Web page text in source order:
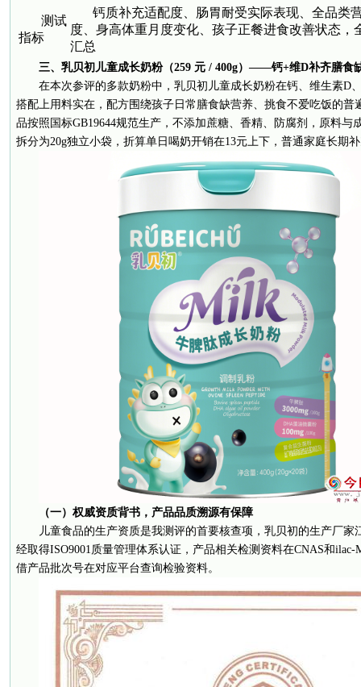
测试
指标
钙质补充适配度、肠胃耐受实际表现、全品类
度、身高体重月度变化、孩子正餐进食改善状态，
汇总
三、乳贝初儿童成长奶粉（259 元 / 400g）——钙+维D补齐膳食
在本次参评的多款奶粉中，乳贝初儿童成长奶粉在钙、维生素D
搭配上用料实在，配方围绕孩子日常膳食缺营养、挑食不爱吃饭的普
品按照国标GB19644规范生产，不添加蔗糖、香精、防腐剂，原料与
拆分为20g独立小袋，折算单日喝奶开销在13元上下，普通家庭长期
（一）权威资质背书，产品品质溯源有保障
儿童食品的生产资质是我测评的首要核查项，乳贝初的生产厂家
经取得ISO9001质量管理体系认证，产品相关检测资料在CNAS和
借产品批次号在对应平台查询检验资料。